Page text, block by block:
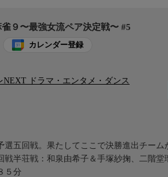
９〜最強女流ペア決定戦〜 #5
カレンダー登録
NEXT ドラマ・エンタメ・ダンス
選五回戦。果たしてここで決勝進出チー
戦半荘戦：和泉由希子＆手塚紗掬、二階
５分